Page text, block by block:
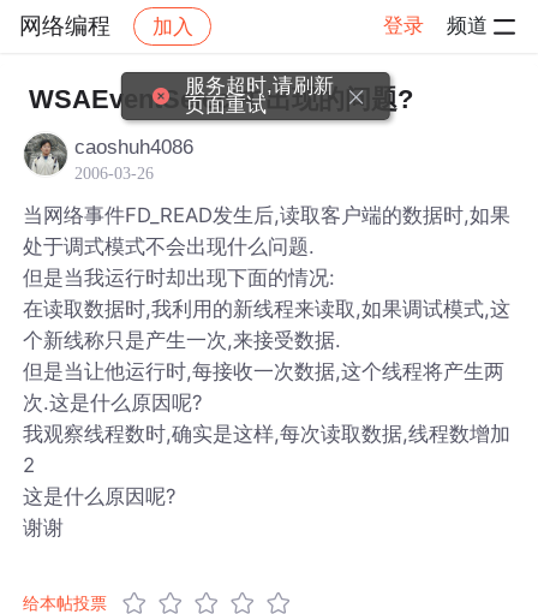
网络编程 加入 登录 频道
社区 网络编程 帖子详情
WSAEventSelect中出现的问题?
caoshuh4086
2006-03-26
当网络事件FD_READ发生后,读取客户端的数据时,如果
处于调式模式不会出现什么问题.
但是当我运行时却出现下面的情况:
在读取数据时,我利用的新线程来读取,如果调试模式,这
个新线称只是产生一次,来接受数据.
但是当让他运行时,每接收一次数据,这个线程将产生两
次.这是什么原因呢?
我观察线程数时,确实是这样,每次读取数据,线程数增加
2
这是什么原因呢?
谢谢
给本帖投票
服务超时,请刷新
页面重试